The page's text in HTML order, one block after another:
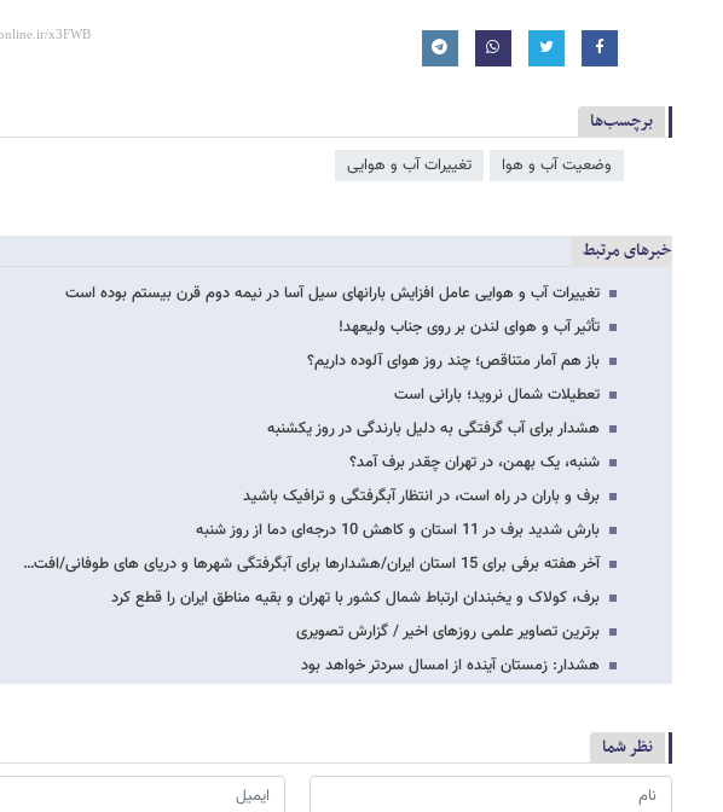
برچسب‌ها
وضعیت آب و هوا تغییرات آب و هوایی
خبرهای مرتبط
تغییرات آب و هوایی عامل افزایش بارانهای سیل آسا در نیمه دوم قرن بیستم بوده است
تأثیر آب و هوای لندن بر روی جناب ولیعهد!
باز هم آمار متناقص؛ چند روز هوای آلوده داریم؟
تعطیلات شمال نروید؛ بارانی است
هشدار برای آب گرفتگی به دلیل بارندگی در روز یکشنبه
شنبه، یک بهمن، در تهران چقدر برف آمد؟
برف و باران در راه است، در انتظار آبگرفتگی و ترافیک باشید
بارش شدید برف در 11 استان و کاهش 10 درجه‌ای دما از روز شنبه
آخر هفته برفی برای 15 استان ایران/هشدارها برای آبگرفتگی شهرها و دریای های طوفانی/افت…
برف، کولاک و یخبندان ارتباط شمال کشور با تهران و بقیه مناطق ایران را قطع کرد
برترین تصاویر علمی روزهای اخیر / گزارش تصویری
هشدار: زمستان آینده از امسال سردتر خواهد بود
نظر شما